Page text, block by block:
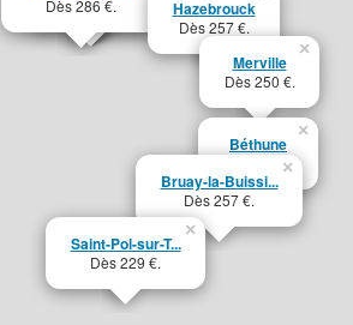
Dès 286 €. Hazebrouck
Dès 257 €.
Merville
Dès 250 €.
×
Béthune
Dès 236 €.
×
Bruay-la-Buissi...
Dès 257 €.
×
Saint-Pol-sur-T...
Dès 229 €.
×